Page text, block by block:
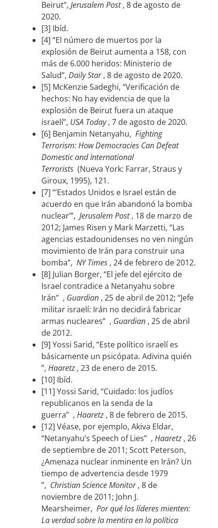
Beirut”, Jerusalem Post, 8 de agosto de
2020.
[3] Ibíd.
[4] “El número de muertos por la
explosión de Beirut aumenta a 158, con
más de 6.000 heridos: Ministerio de
Salud”, Daily Star, 8 de agosto de 2020.
[5] McKenzie Sadeghi, “Verificación de
hechos: No hay evidencia de que la
explosión de Beirut fuera un ataque
israelí”, USA Today, 7 de agosto de 2020.
[6] Benjamin Netanyahu, Fighting
Terrorism: How Democracies Can Defeat
Domestic and International
Terrorists(Nueva York: Farrar, Straus y
Giroux, 1995), 121.
[7] “’Estados Unidos e Israel están de
acuerdo en que Irán abandonó la bomba
nuclear’”, Jerusalem Post, 18 de marzo de
2012; James Risen y Mark Marzetti, “Las
agencias estadounidenses no ven ningún
movimiento de Irán para construir una
bomba”, NY Times, 24 de febrero de 2012.
[8] Julian Borger, “El jefe del ejército de
Israel contradice a Netanyahu sobre
Irán” , Guardian, 25 de abril de 2012; “Jefe
militar israelí: Irán no decidirá fabricar
armas nucleares” , Guardian, 25 de abril
de 2012.
[9] Yossi Sarid, “Este político israelí es
básicamente un psicópata. Adivina quién
”, Haaretz, 23 de enero de 2015.
[10] Ibíd.
[11] Yossi Sarid, “Cuidado: los judíos
republicanos en la senda de la
guerra” , Haaretz, 8 de febrero de 2015.
[12] Véase, por ejemplo, Akiva Eldar,
“Netanyahu’s Speech of Lies” , Haaretz, 26
de septiembre de 2011; Scott Peterson,
¿Amenaza nuclear inminente en Irán? Un
tiempo de advertencia desde 1979
”, Christian Science Monitor, 8 de
noviembre de 2011; John J.
Mearsheimer, Por qué los líderes mienten:
La verdad sobre la mentira en la política